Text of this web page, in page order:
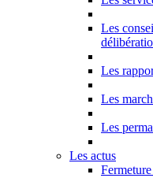
Les
Les
Les
Les
Les actus